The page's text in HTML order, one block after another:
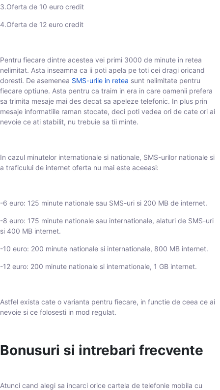
3.Oferta de 10 euro credit
4.Oferta de 12 euro credit
Pentru fiecare dintre acestea vei primi 3000 de minute in retea
nelimitat. Asta inseamna ca ii poti apela pe toti cei dragi oricand
doresti. De asemenea SMS-urile in retea sunt nelimitate pentru
fiecare optiune. Asta pentru ca traim in era in care oamenii prefera
sa trimita mesaje mai des decat sa apeleze telefonic. In plus prin
mesaje informatiile raman stocate, deci poti vedea ori de cate ori ai
nevoie ce ati stabilit, nu trebuie sa tii minte.
In cazul minutelor internationale si nationale, SMS-urilor nationale si
a traficului de internet oferta nu mai este aceeasi:
-6 euro: 125 minute nationale sau SMS-uri si 200 MB de internet.
-8 euro: 175 minute nationale sau internationale, alaturi de SMS-uri
si 400 MB internet.
-10 euro: 200 minute nationale si internationale, 800 MB internet.
-12 euro: 200 minute nationale si internationale, 1 GB internet.
Astfel exista cate o varianta pentru fiecare, in functie de ceea ce ai
nevoie si ce folosesti in mod regulat.
Bonusuri si intrebari frecvente
Atunci cand alegi sa incarci orice cartela de telefonie mobila cu